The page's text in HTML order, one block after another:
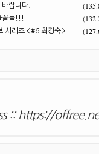
랍니다.
꼴들!!!
시리즈 <#6 최경숙>
::https://